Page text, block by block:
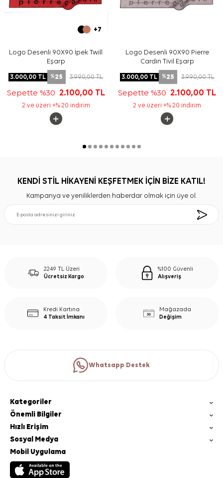
+7
Logo Desenli 90X90 İpek Twill
Eşarp
3.000,00 TL %25 3.990,00TL
Sepette %30 2.100,00 TL
2 ve üzeri +% 20 indirim
Logo Desenli 90X90 Pierre
Cardin Tivil Eşarp
3.000,00TL %25 3.990,00TL
Sepette %30 2.100,00 TL
2 ve üzeri +% 20 indirim
KENDİ STİL HİKAYENİ KEŞFETMEK İÇİN BİZE KATIL!
Kampanya ve yeniliklerden haberdar olmak için üye ol.
2249 TL Üzeri
Ücretsiz Kargo
%100 Güvenli
Alışveriş
Kredi Kartına
4 Taksit İmkanı
Mağazada
Değişim
Whatsapp Destek
Kategoriler
Önemli Bilgiler
Hızlı Erişim
Sosyal Medya
Mobil Uygulama